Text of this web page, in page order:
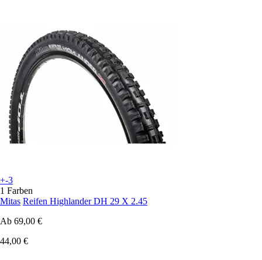
+-3
1 Farben
Mitas Reifen Highlander DH 29 X 2.45
Ab 69,00 €
44,00 €